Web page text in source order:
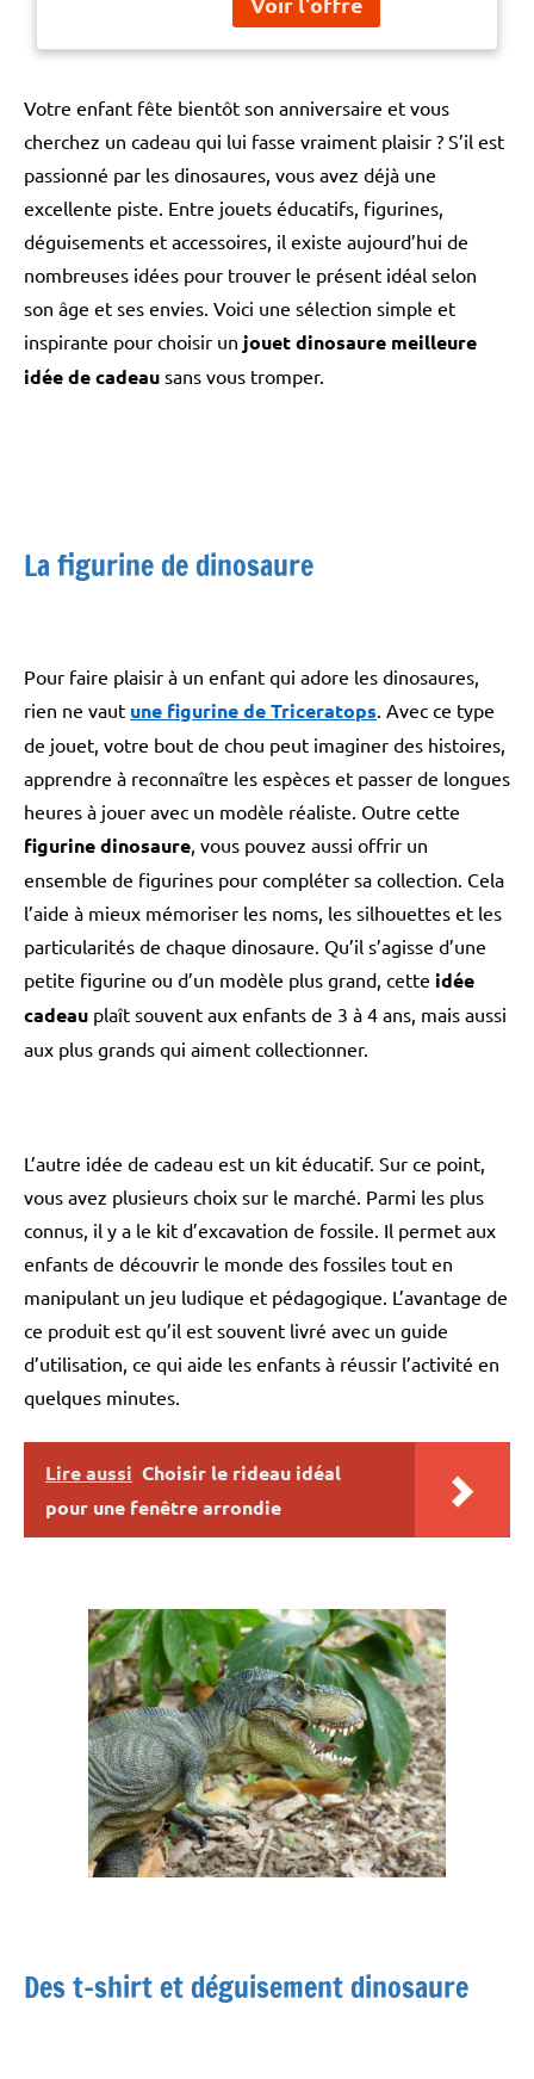
Votre enfant fête bientôt son anniversaire et vous
cherchez un cadeau qui lui fasse vraiment plaisir ? S’il est
passionné par les dinosaures, vous avez déjà une
excellente piste. Entre jouets éducatifs, figurines,
déguisements et accessoires, il existe aujourd’hui de
nombreuses idées pour trouver le présent idéal selon
son âge et ses envies. Voici une sélection simple et
inspirante pour choisir un jouet dinosaure meilleure
idée de cadeau sans vous tromper.
La figurine de dinosaure
Pour faire plaisir à un enfant qui adore les dinosaures,
rien ne vaut une figurine de Triceratops. Avec ce type
de jouet, votre bout de chou peut imaginer des histoires,
apprendre à reconnaître les espèces et passer de longues
heures à jouer avec un modèle réaliste. Outre cette
figurine dinosaure, vous pouvez aussi offrir un
ensemble de figurines pour compléter sa collection. Cela
l’aide à mieux mémoriser les noms, les silhouettes et les
particularités de chaque dinosaure. Qu’il s’agisse d’une
petite figurine ou d’un modèle plus grand, cette idée
cadeau plaît souvent aux enfants de 3 à 4 ans, mais aussi
aux plus grands qui aiment collectionner.
L’autre idée de cadeau est un kit éducatif. Sur ce point,
vous avez plusieurs choix sur le marché. Parmi les plus
connus, il y a le kit d’excavation de fossile. Il permet aux
enfants de découvrir le monde des fossiles tout en
manipulant un jeu ludique et pédagogique. L’avantage de
ce produit est qu’il est souvent livré avec un guide
d’utilisation, ce qui aide les enfants à réussir l’activité en
quelques minutes.
Lire aussi Choisir le rideau idéal
pour une fenêtre arrondie
Des t-shirt et déguisement dinosaure